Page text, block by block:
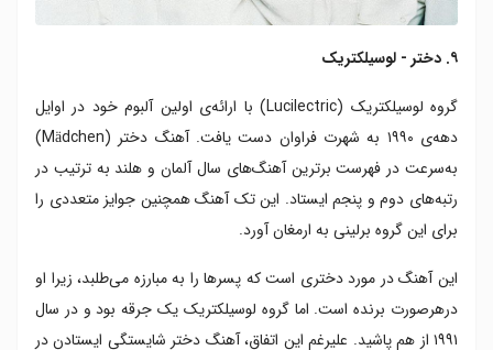
۹. دختر - لوسیلکتریک
گروه لوسیلکتریک (Lucilectric) با ارائه‌ی اولین آلبوم خود در اوایل
دهه‌ی ۱۹۹۰ به شهرت فراوان دست یافت. آهنگ دختر (Mädchen)
به‌سرعت در فهرست برترین آهنگ‌های سال آلمان و هلند به ترتیب در
رتبه‌های دوم و پنجم ایستاد. این تک آهنگ همچنین جوایز متعددی را
برای این گروه برلینی به ارمغان آورد.
این آهنگ در مورد دختری است که پسرها را به مبارزه می‌طلبد، زیرا او
درهرصورت برنده است. اما گروه لوسیلکتریک یک جرقه بود و در سال
۱۹۹۱ از هم پاشید. علیرغم این اتفاق، آهنگ دختر شایستگی ایستادن در